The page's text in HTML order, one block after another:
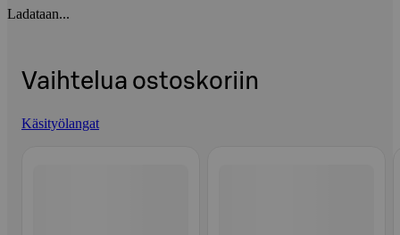
Ladataan...
Vaihtelua ostoskoriin
Käsityölangat